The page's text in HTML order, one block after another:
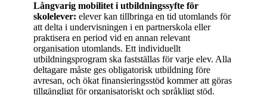
Långvarig mobilitet i utbildningssyfte för
skolelever: elever kan tillbringa en tid utomlands för
att delta i undervisningen i en partnerskola eller
praktisera en period vid en annan relevant
organisation utomlands. Ett individuellt
utbildningsprogram ska fastställas för varje elev. Alla
deltagare måste ges obligatorisk utbildning före
avresan, och ökat finansieringsstöd kommer att göras
tillgängligt för organisatoriskt och språkligt stöd.